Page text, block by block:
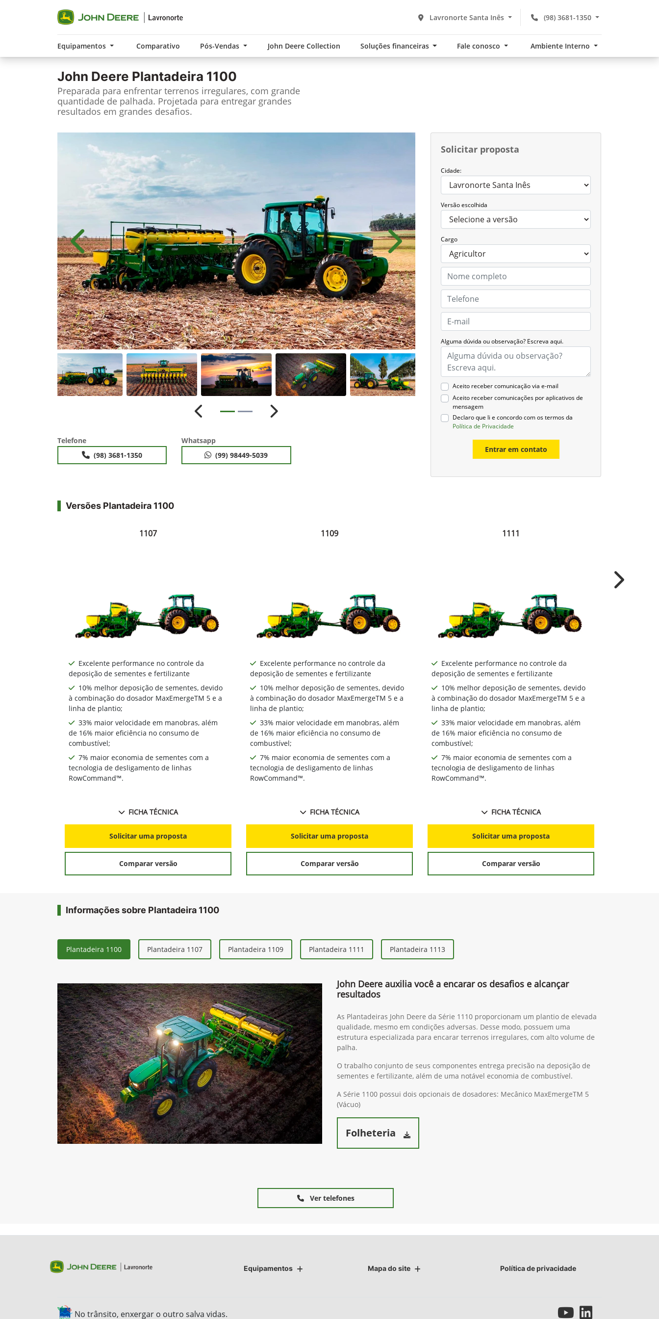
(98) 3681-1350
Lavronorte Santa Inês
Equipamentos Comparativo Pós-Vendas John Deere Collection Soluções financeiras Fale conosco Ambiente Interno
John Deere Plantadeira 1100
Preparada para enfrentar terrenos irregulares, com grande
quantidade de palhada. Projetada para entregar grandes
resultados em grandes desafios.
Solicitar proposta
Cidade:
Versão escolhida
Cargo
Alguma dúvida ou observação? Escreva aqui.
Aceito receber comunicação via e-mail
Aceito receber comunicações por aplicativos de
mensagem
Declaro que li e concordo com os termos da
Política de Privacidade
Entrar em contato
Anterior Próximo
Anterior Próximo
Telefone
(98) 3681-1350
Whatsapp
(99) 98449-5039
Versões Plantadeira 1100
1107
Excelente performance no controle da
deposição de sementes e fertilizante
10% melhor deposição de sementes, devido
à combinação do dosador MaxEmergeTM 5 e a
linha de plantio;
33% maior velocidade em manobras, além
de 16% maior eficiência no consumo de
combustível;
7% maior economia de sementes com a
tecnologia de desligamento de linhas
RowCommand™.
FICHA TÉCNICA
Solicitar uma proposta
Comparar versão
1109
Excelente performance no controle da
deposição de sementes e fertilizante
10% melhor deposição de sementes, devido
à combinação do dosador MaxEmergeTM 5 e a
linha de plantio;
33% maior velocidade em manobras, além
de 16% maior eficiência no consumo de
combustível;
7% maior economia de sementes com a
tecnologia de desligamento de linhas
RowCommand™.
FICHA TÉCNICA
Solicitar uma proposta
Comparar versão
1111
Excelente performance no controle da
deposição de sementes e fertilizante
10% melhor deposição de sementes, devido
à combinação do dosador MaxEmergeTM 5 e a
linha de plantio;
33% maior velocidade em manobras, além
de 16% maior eficiência no consumo de
combustível;
7% maior economia de sementes com a
tecnologia de desligamento de linhas
RowCommand™.
FICHA TÉCNICA
Solicitar uma proposta
Comparar versão
Next
Informações sobre Plantadeira 1100
Plantadeira 1100 Plantadeira 1107 Plantadeira 1109 Plantadeira 1111 Plantadeira 1113
John Deere auxilia você a encarar os desafios e alcançar
resultados
As Plantadeiras John Deere da Série 1110 proporcionam um plantio de elevada
qualidade, mesmo em condições adversas. Desse modo, possuem uma
estrutura especializada para encarar terrenos irregulares, com alto volume de
palha.
O trabalho conjunto de seus componentes entrega precisão na deposição de
sementes e fertilizante, além de uma notável economia de combustível.
A Série 1100 possui dois opcionais de dosadores: Mecânico MaxEmergeTM 5
(Vácuo)
Folheteria
Ver telefones
Equipamentos Mapa do site Política de privacidade
No trânsito, enxergar o outro salva vidas.